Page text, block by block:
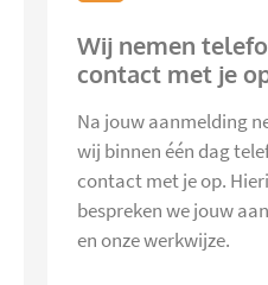
Wij nemen
contact met je
Na jouw aanmelding
wij binnen één dag
contact met je op.
bespreken we jouw
en onze werkwijze.